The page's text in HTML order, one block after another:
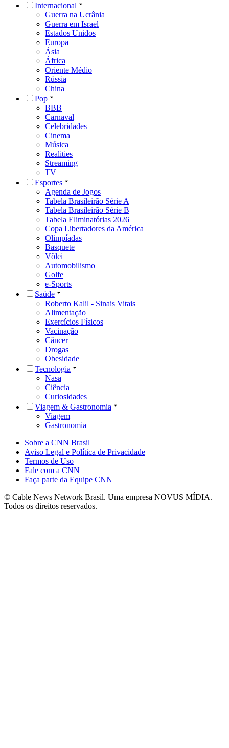
Internacional
Guerra na Ucrânia
Guerra em Israel
Estados Unidos
Europa
Ásia
África
Oriente Médio
Rússia
China
Pop
BBB
Carnaval
Celebridades
Cinema
Música
Realities
Streaming
TV
Esportes
Agenda de Jogos
Tabela Brasileirão Série A
Tabela Brasileirão Série B
Tabela Eliminatórias 2026
Copa Libertadores da América
Olimpíadas
Basquete
Vôlei
Automobilismo
Golfe
e-Sports
Saúde
Roberto Kalil - Sinais Vitais
Alimentação
Exercícios Físicos
Vacinação
Câncer
Drogas
Obesidade
Tecnologia
Nasa
Ciência
Curiosidades
Viagem & Gastronomia
Viagem
Gastronomia
Sobre a CNN Brasil
Aviso Legal e Política de Privacidade
Termos de Uso
Fale com a CNN
Faça parte da Equipe CNN
© Cable News Network Brasil. Uma empresa NOVUS MÍDIA.
Todos os direitos reservados.